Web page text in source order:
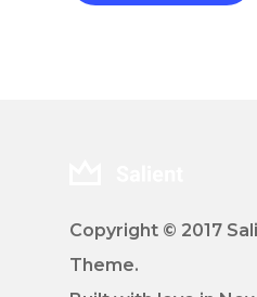
Copyright © 2017
Theme.